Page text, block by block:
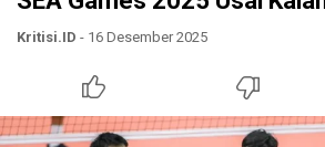
Kritisi.ID - 16 Desember 2025